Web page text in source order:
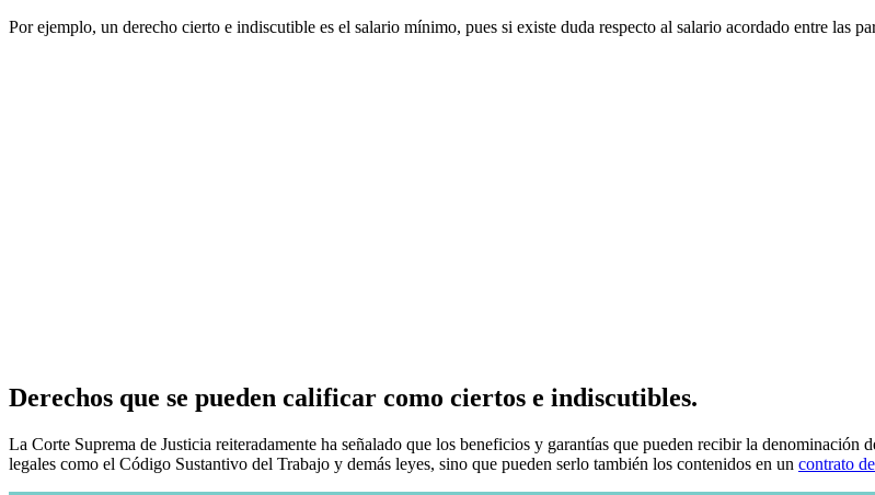
Por ejemplo, un derecho cierto e indiscutible es el salario mínimo, pues si existe duda respecto al salario acordado entre las
Derechos que se pueden calificar como ciertos e indiscutibles.
La Corte Suprema de Justicia reiteradamente ha señalado que los beneficios y garantías que pueden recibir la
legales como el Código Sustantivo del Trabajo y demás leyes, sino que pueden serlo también los contenidos en un contrato